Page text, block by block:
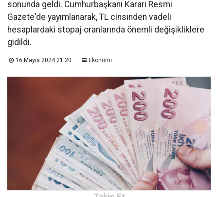
sonunda geldi. Cumhurbaşkanı Kararı Resmi
Gazete'de yayımlanarak, TL cinsinden vadeli
hesaplardaki stopaj oranlarında önemli değişikliklere
gidildi.
16 Mayıs 2024 21:20 Ekonomi